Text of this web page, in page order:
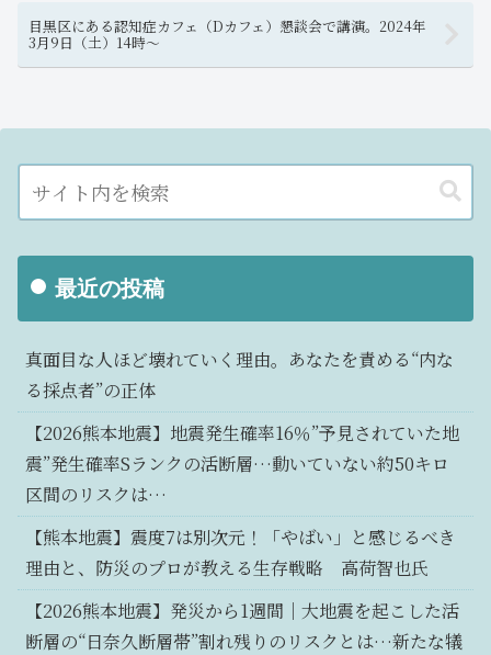
目黒区にある認知症カフェ（Dカフェ）懇談会で講演。2024年
3月9日（土）14時～
最近の投稿
真面目な人ほど壊れていく理由。あなたを責める“内な
る採点者”の正体
【2026熊本地震】地震発生確率16％”予見されていた地
震”発生確率Sランクの活断層…動いていない約50キロ
区間のリスクは…
【熊本地震】震度7は別次元！「やばい」と感じるべき
理由と、防災のプロが教える生存戦略 高荷智也氏
【2026熊本地震】発災から1週間｜大地震を起こした活
断層の“日奈久断層帯”割れ残りのリスクとは…新たな犠